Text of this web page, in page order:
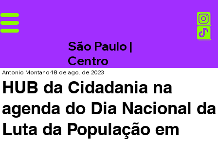
São Paulo |
Centro
HUB da Cidadania na
agenda do Dia Nacional da
Luta da População em
Antonio Montano18 de ago. de 2023